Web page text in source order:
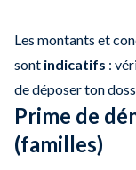
Les montants et
sont indicatifs :
de déposer ton
Prime de
(familles)